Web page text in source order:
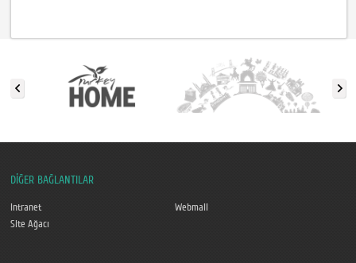
DİĞER BAĞLANTILAR
Intranet
Webmail
Site Ağacı